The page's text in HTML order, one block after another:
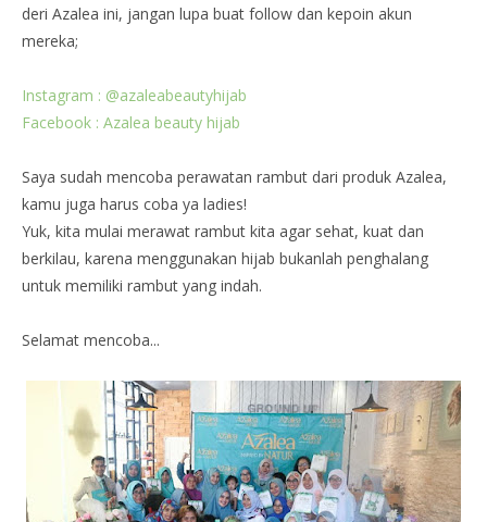
deri Azalea ini, jangan lupa buat follow dan kepoin akun
mereka;
Instagram : @azaleabeautyhijab
Facebook : Azalea beauty hijab
Saya sudah mencoba perawatan rambut dari produk Azalea,
kamu juga harus coba ya ladies!
Yuk, kita mulai merawat rambut kita agar sehat, kuat dan
berkilau, karena menggunakan hijab bukanlah penghalang
untuk memiliki rambut yang indah.
Selamat mencoba...